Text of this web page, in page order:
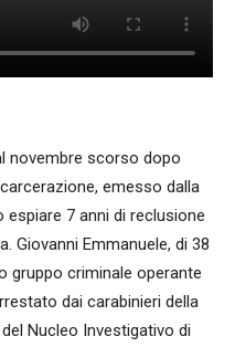
novembre scorso dopo
emesso dalla
7 anni di reclusione
Giovanni Emmanuele, di 38
gruppo criminale operante
dai carabinieri della
Nucleo Investigativo di